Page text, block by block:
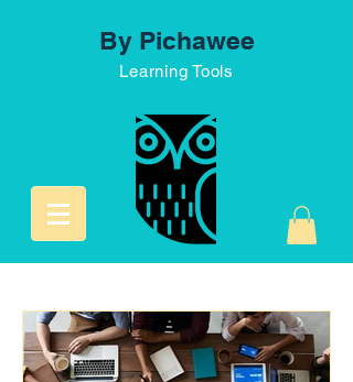
By Pichawee
Learning Tools